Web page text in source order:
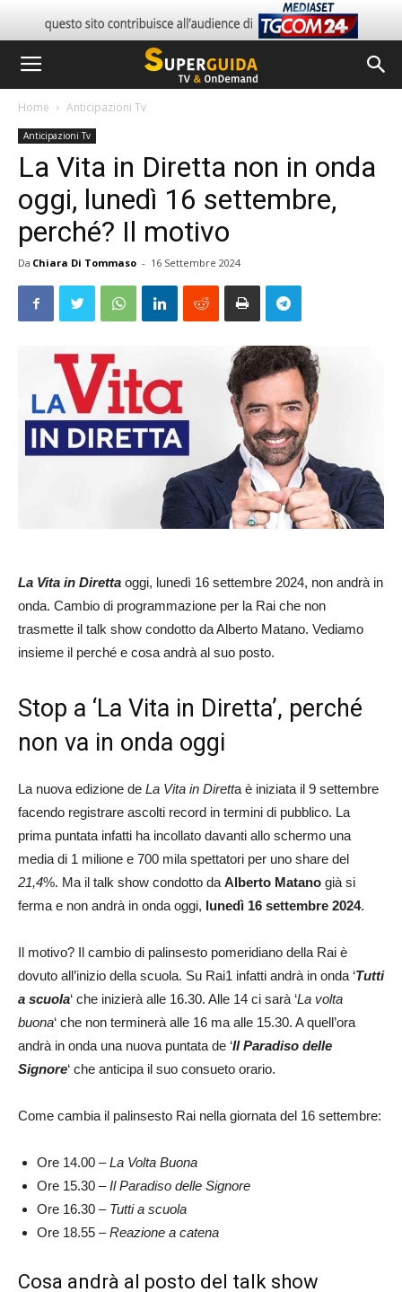
Home Anticipazioni Tv
Anticipazioni Tv
La Vita in Diretta non in onda
oggi, lunedì 16 settembre,
perché? Il motivo
Da Chiara Di Tommaso - 16 Settembre 2024
La Vita in Diretta oggi, lunedì 16 settembre 2024, non andrà in
onda. Cambio di programmazione per la Rai che non
trasmette il talk show condotto da Alberto Matano. Vediamo
insieme il perché e cosa andrà al suo posto.
Stop a ‘La Vita in Diretta’, perché
non va in onda oggi
La nuova edizione de La Vita in Diretta è iniziata il 9 settembre
facendo registrare ascolti record in termini di pubblico. La
prima puntata infatti ha incollato davanti allo schermo una
media di 1 milione e 700 mila spettatori per uno share del
21,4%. Ma il talk show condotto da Alberto Matano già si
ferma e non andrà in onda oggi, lunedì 16 settembre 2024.
Il motivo? Il cambio di palinsesto pomeridiano della Rai è
dovuto all’inizio della scuola. Su Rai1 infatti andrà in onda ‘Tutti
a scuola‘ che inizierà alle 16.30. Alle 14 ci sarà ‘La volta
buona‘ che non terminerà alle 16 ma alle 15.30. A quell’ora
andrà in onda una nuova puntata de ‘Il Paradiso delle
Signore‘ che anticipa il suo consueto orario.
Come cambia il palinsesto Rai nella giornata del 16 settembre:
Ore 14.00 –La Volta Buona
Ore 15.30 –Il Paradiso delle Signore
Ore 16.30 – Tutti a scuola
Ore 18.55 –Reazione a catena
Cosa andrà al posto del talk show